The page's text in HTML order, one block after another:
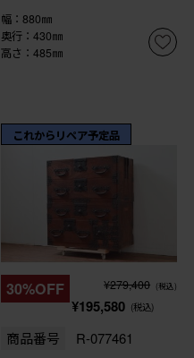
幅：880㎜
奥行：430㎜
高さ：485㎜
これからリペア予定品
30%OFF ¥279,400 (税込)
¥195,580 (税込)
商品番号 R-077461